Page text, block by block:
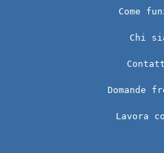
Come
Chi
Domande
Lavora